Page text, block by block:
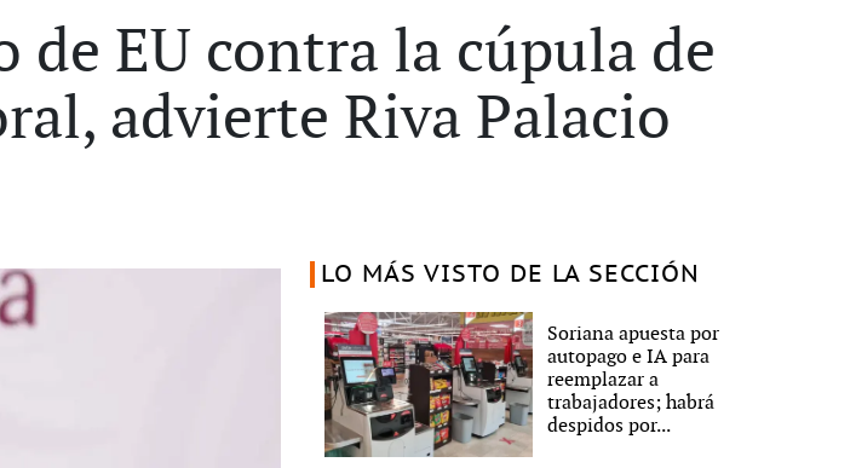
de EU contra la cúpula de
advierte Riva Palacio
LO MÁS VISTO DE LA SECCIÓN
Soriana apuesta por
autopago e IA para
reemplazar a
trabajadores; habrá
despidos por...